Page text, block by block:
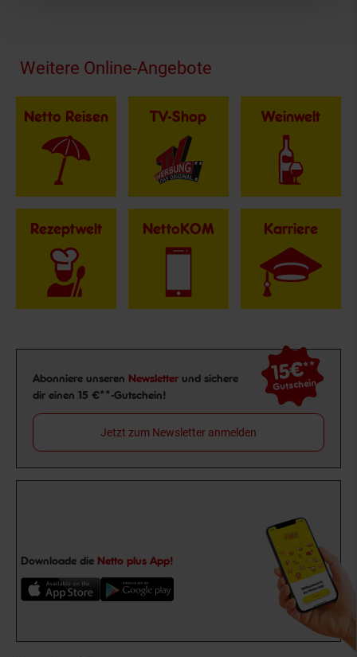
Fußzeile
Weitere Online-Angebote
Netto Reisen TV-Shop Weinwelt
Rezeptwelt NettoKOM Karriere
Newsletter Anmeldung
Abonniere unseren Newsletter und sichere
dir einen 15 €**-Gutschein!
15€**
Gutschein
Jetzt zum Newsletter anmelden
Downloade die Netto plus App!